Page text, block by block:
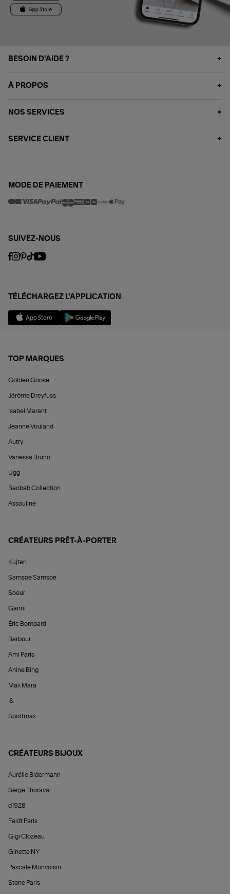
BESOIN D'AIDE ?
À PROPOS
NOS SERVICES
SERVICE CLIENT
MODE DE PAIEMENT
SUIVEZ-NOUS
TÉLÉCHARGEZ L'APPLICATION
TOP MARQUES
Golden Goose
Jérôme Dreyfuss
Isabel Marant
Jeanne Vouland
Autry
Vanessa Bruno
Ugg
Baobab Collection
Assouline
CRÉATEURS PRÊT-À-PORTER
Kujten
Samsoe Samsoe
Soeur
Ganni
Éric Bompard
Barbour
Ami Paris
Anine Bing
Max Mara
&
Sportmax
CRÉATEURS BIJOUX
Aurélie Bidermann
Serge Thoraval
d1928
Feidt Paris
Gigi Clozeau
Ginette NY
Pascale Monvoisin
Stone Paris